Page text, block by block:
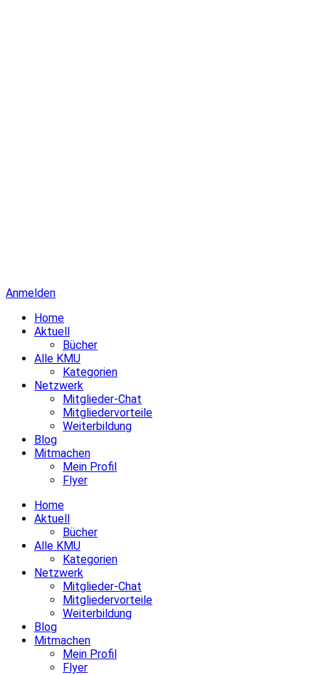
Anmelden
Home
Aktuell
Bücher
Alle KMU
Kategorien
Netzwerk
Mitglieder-Chat
Mitgliedervorteile
Weiterbildung
Blog
Mitmachen
Mein Profil
Flyer
Home
Aktuell
Bücher
Alle KMU
Kategorien
Netzwerk
Mitglieder-Chat
Mitgliedervorteile
Weiterbildung
Blog
Mitmachen
Mein Profil
Flyer